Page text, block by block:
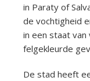
in Paraty of
de vochtigheid
in een staat van
felgekleurde
De stad heeft